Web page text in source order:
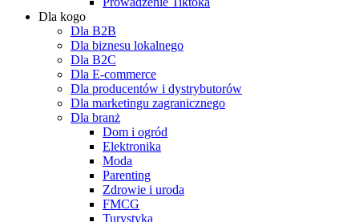
Dla kogo
Dla B2B
Dla biznesu lokalnego
Dla B2C
Dla E-commerce
Dla producentów i dystrybutorów
Dla marketingu zagranicznego
Dla branż
Dom i ogród
Elektronika
Moda
Parenting
Zdrowie i uroda
FMCG
Turystyka